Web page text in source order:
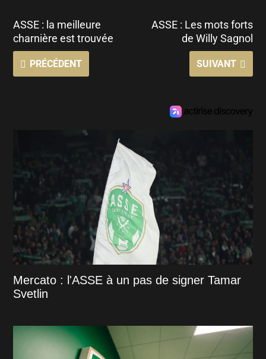
ASSE : la meilleure
charnière est trouvée
PRÉCÉDENT
ASSE : Les mots forts
de Willy Sagnol
SUIVANT
Mercato : l'ASSE à un pas de signer Tamar
Svetlin